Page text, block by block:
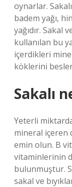
oynarlar.
badem yağı,
yağıdır. Sakal
kullanılan bu
içerdikleri
köklerini
Sakalı
Yeterli
mineral içeren
emin olun. B
vitaminlerinin
bulunmuştur.
sakal ve